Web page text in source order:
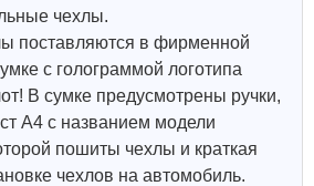
чехлы.
поставляются в фирменной
с голограммой логотипа
В сумке предусмотрены ручки,
А4 с названием модели
пошиты чехлы и краткая
чехлов на автомобиль.